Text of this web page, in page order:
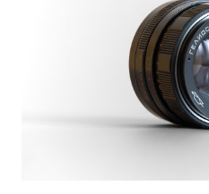
foto dedicandomi,
Quali sono i tuoi fotografi di
molti! Per quanto riguarda la
vorrei citare Art Wolfe,
Christian Formato Guardando
colpito la preferenza per...